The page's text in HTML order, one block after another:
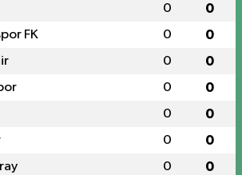
0 0
FK 0 0
0 0
0 0
0 0
0 0
0 0